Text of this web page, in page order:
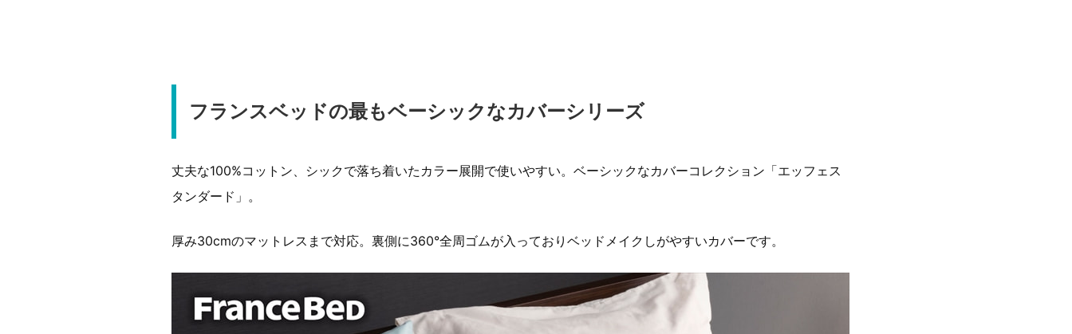
フランスベッドの最もベーシックなカバーシリーズ
丈夫な100%コットン、シックで落ち着いたカラー展開で使いやすい。ベーシックなカバーコレクション「エッフェス
タンダード」。
厚み30cmのマットレスまで対応。裏側に360°全周ゴムが入っておりベッドメイクしがやすいカバーです。